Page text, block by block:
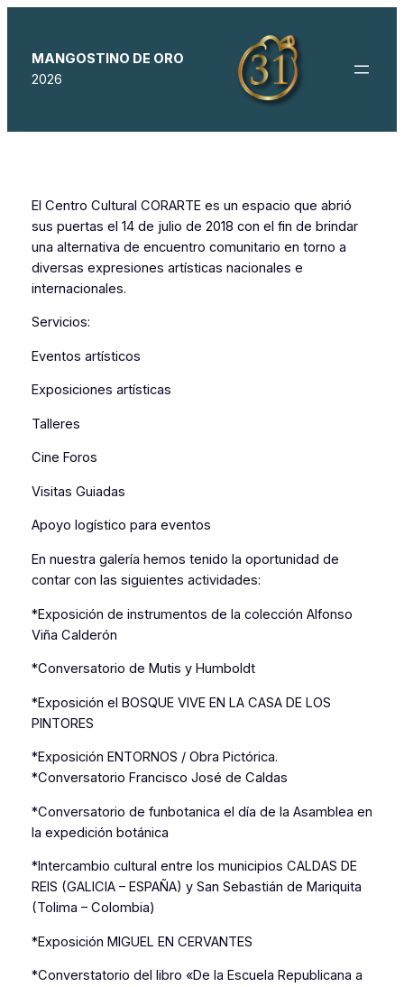
contenido
MANGOSTINO DE ORO
2026
El Centro Cultural CORARTE es un espacio que abrió
sus puertas el 14 de julio de 2018 con el fin de brindar
una alternativa de encuentro comunitario en torno a
diversas expresiones artísticas nacionales e
internacionales.
Servicios:
Eventos artísticos
Exposiciones artísticas
Talleres
Cine Foros
Visitas Guiadas
Apoyo logístico para eventos
En nuestra galería hemos tenido la oportunidad de
contar con las siguientes actividades:
*Exposición de instrumentos de la colección Alfonso
Viña Calderón
*Conversatorio de Mutis y Humboldt
*Exposición el BOSQUE VIVE EN LA CASA DE LOS
PINTORES
*Exposición ENTORNOS / Obra Pictórica.
*Conversatorio Francisco José de Caldas
*Conversatorio de funbotanica el día de la Asamblea en
la expedición botánica
*Intercambio cultural entre los municipios CALDAS DE
REIS (GALICIA – ESPAÑA) y San Sebastián de Mariquita
(Tolima – Colombia)
*Exposición MIGUEL EN CERVANTES
*Converstatorio del libro «De la Escuela Republicana a